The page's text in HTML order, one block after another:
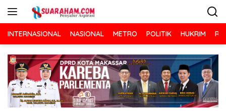
INTERNASIONAL NASIONAL METRO POLITIK HUKRIM